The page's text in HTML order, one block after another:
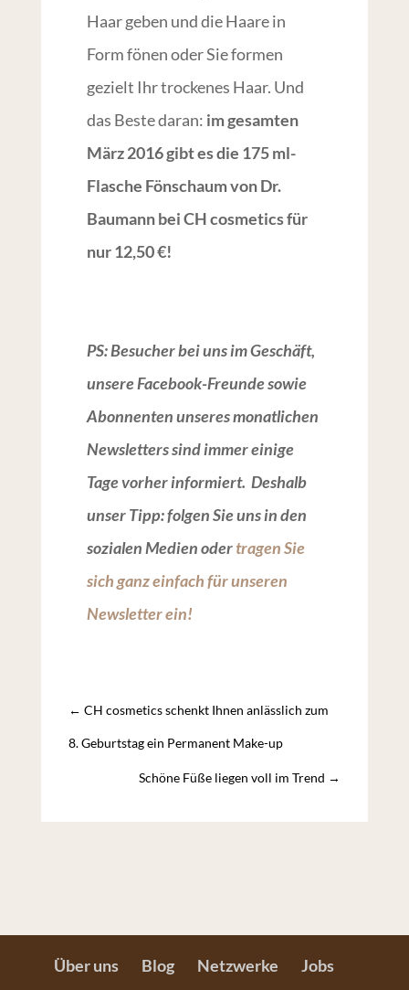
Haar geben und die Haare in
Form fönen oder Sie formen
gezielt Ihr trockenes Haar. Und
das Beste daran: im gesamten
März 2016 gibt es die 175 ml-
Flasche Fönschaum von Dr.
Baumann bei CH cosmetics für
nur 12,50 €!
PS: Besucher bei uns im Geschäft,
unsere Facebook-Freunde sowie
Abonnenten unseres monatlichen
Newsletters sind immer einige
Tage vorher informiert. Deshalb
unser Tipp: folgen Sie uns in den
sozialen Medien odertragen Sie
sich ganz einfach für unseren
Newsletter ein!
← CH cosmetics schenkt Ihnen anlässlich zum
8. Geburtstag ein Permanent Make-up
Schöne Füße liegen voll im Trend →
Über uns Blog Netzwerke Jobs